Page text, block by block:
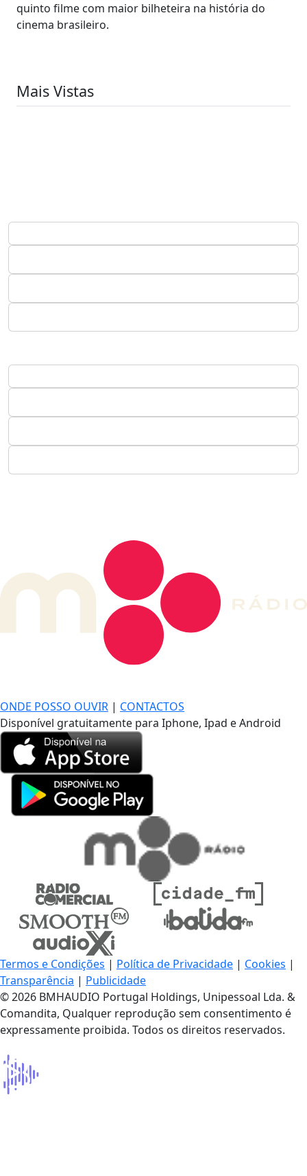
quinto filme com maior bilheteira na história do
cinema brasileiro.
Mais Vistas
ONDE POSSO OUVIR | CONTACTOS
Disponível gratuitamente para Iphone, Ipad e Android
Termos e Condições | Política de Privacidade | Cookies |
Transparência | Publicidade
© 2026 BMHAUDIO Portugal Holdings, Unipessoal Lda. &
Comandita, Qualquer reprodução sem consentimento é
expressamente proibida. Todos os direitos reservados.